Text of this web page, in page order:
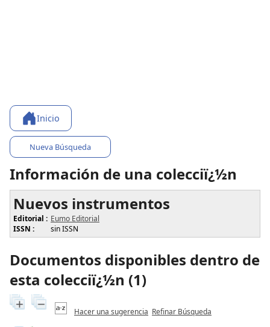
Inicio
Nueva Búsqueda
Información de una colecciï¿½n
Nuevos instrumentos
Editorial : Eumo Editorial
ISSN :
sin ISSN
Documentos disponibles dentro de
esta colecciï¿½n (1)
Hacer una sugerencia Refinar Búsqueda